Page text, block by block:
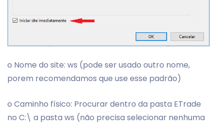
o Nome do site: ws (pode ser usado outro nome,
porem recomendamos que use esse padrão)
o Caminho físico: Procurar dentro da pasta ETrade
no C:\ a pasta ws (não precisa selecionar nenhuma